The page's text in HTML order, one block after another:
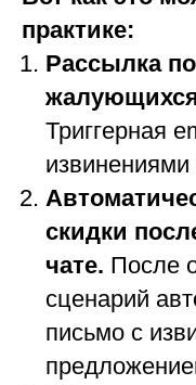
практике:
Рассылка
жалующихся
Триггерная
скидки
чате. После
сценарий
письмо с